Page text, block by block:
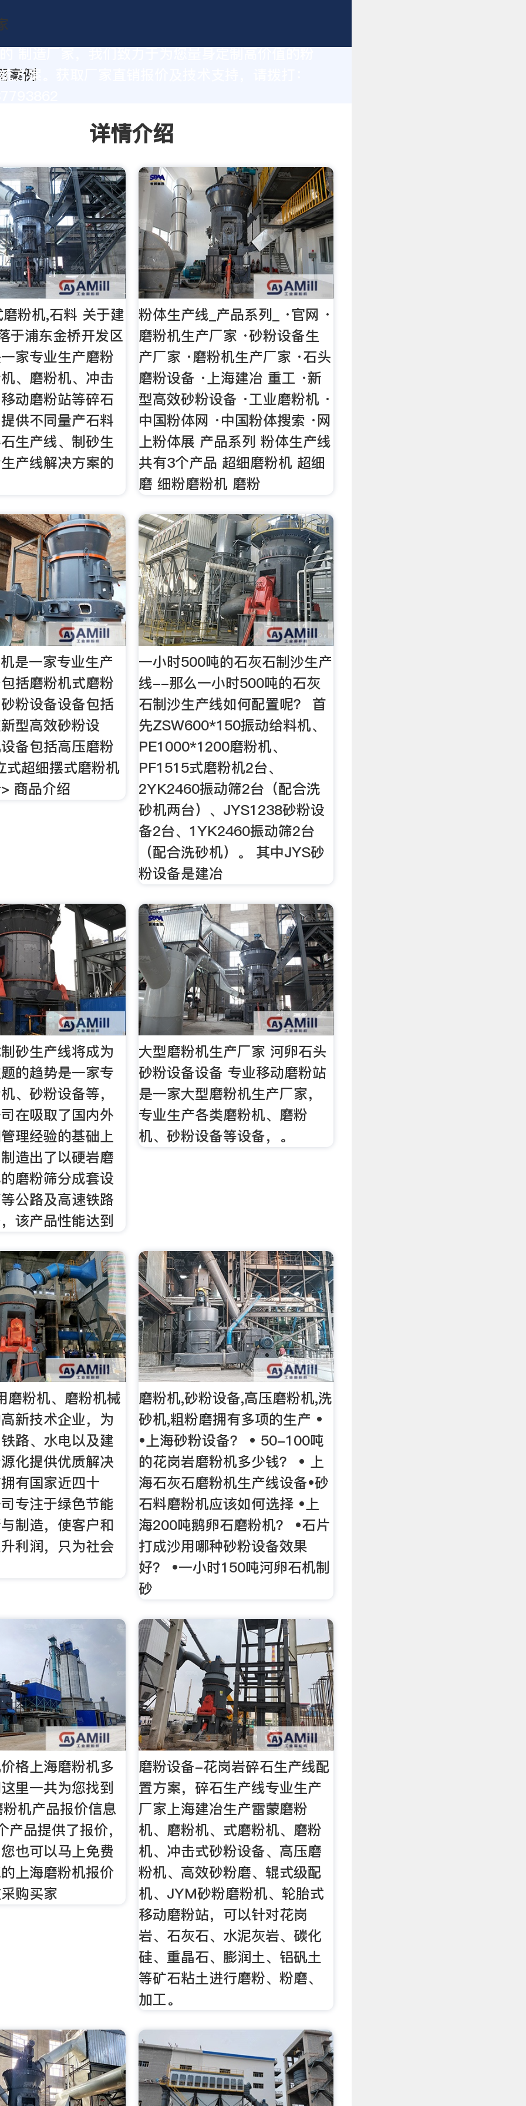
方案。获取厂家直销报价及技术支持，请拨打：
详情介绍
粉机,石料 关于建
于浦东金桥开发区
家专业生产磨粉
、磨粉机、冲击
动磨粉站等碎石
供不同量产石料
生产线、制砂生
产线解决方案的
粉体生产线_产品系列_ ·官网 ·
磨粉机生产厂家 ·砂粉设备生
产厂家 ·磨粉机生产厂家 ·石头
磨粉设备 ·上海建冶 重工 ·新
型高效砂粉设备 ·工业磨粉机 ·
中国粉体网 ·中国粉体搜索 ·网
上粉体展 产品系列 粉体生产线
共有3个产品 超细磨粉机 超细
磨 细粉磨粉机 磨粉
是一家专业生产
括磨粉机式磨粉
粉设备设备包括
型高效砂粉设
备包括高压磨粉
超细摆式磨粉机
商品介绍
一小时500吨的石灰石制沙生产
线--那么一小时500吨的石灰
石制沙生产线如何配置呢？ 首
先ZSW600*150振动给料机、
PE1000*1200磨粉机、
PF1515式磨粉机2台、
2YK2460振动筛2台（配合洗
砂机两台）、JYS1238砂粉设
备2台、1YK2460振动筛2台
（配合洗砂机）。 其中JYS砂
粉设备是建冶
砂生产线将成为
的趋势是一家专
、砂粉设备等，
在吸取了国内外
理经验的基础上
造出了以硬岩磨
磨粉筛分成套设
公路及高速铁路
该产品性能达到
大型磨粉机生产厂家 河卵石头
砂粉设备设备 专业移动磨粉站
是一家大型磨粉机生产厂家，
专业生产各类磨粉机、磨粉
机、砂粉设备等设备，。
磨粉机、磨粉机械
新技术企业，为
路、水电以及建
化提供优质解决
有国家近四十
专注于绿色节能
制造，使客户和
利润，只为社会
磨粉机,砂粉设备,高压磨粉机,洗
砂机,粗粉磨拥有多项的生产 •
•上海砂粉设备？ • 50-100吨
的花岗岩磨粉机多少钱？ • 上
海石灰石磨粉机生产线设备•砂
石料磨粉机应该如何选择 •上
海200吨鹅卵石磨粉机？ •石片
打成沙用哪种砂粉设备效果
好？ •一小时150吨河卵石机制
砂
格上海磨粉机多
里一共为您找到
机产品报价信息
产品提供了报价，
也可以马上免费
上海磨粉机报价
购买家
磨粉设备-花岗岩碎石生产线配
置方案，碎石生产线专业生产
厂家上海建冶生产雷蒙磨粉
机、磨粉机、式磨粉机、磨粉
机、冲击式砂粉设备、高压磨
粉机、高效砂粉磨、辊式级配
机、JYM砂粉磨粉机、轮胎式
移动磨粉站，可以针对花岗
岩、石灰石、水泥灰岩、碳化
硅、重晶石、膨润土、铝矾土
等矿石粘土进行磨粉、粉磨、
加工。